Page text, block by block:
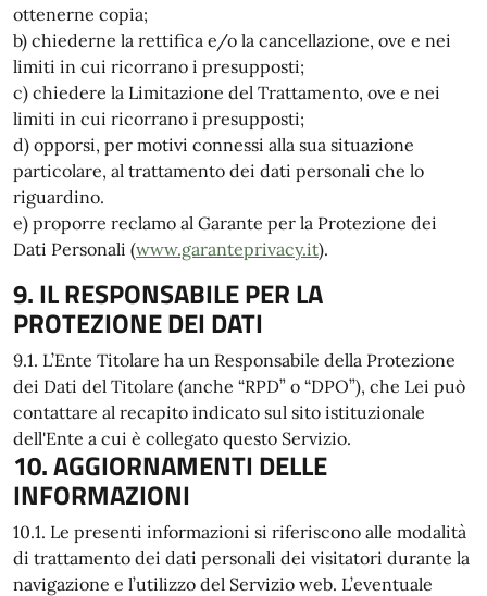
ottenerne copia;
b) chiederne la rettifica e/o la cancellazione, ove e nei
limiti in cui ricorrano i presupposti;
c) chiedere la Limitazione del Trattamento, ove e nei
limiti in cui ricorrano i presupposti;
d) opporsi, per motivi connessi alla sua situazione
particolare, al trattamento dei dati personali che lo
riguardino.
e) proporre reclamo al Garante per la Protezione dei
Dati Personali (www.garanteprivacy.it).
9. IL RESPONSABILE PER LA
PROTEZIONE DEI DATI
9.1. L’Ente Titolare ha un Responsabile della Protezione
dei Dati del Titolare (anche “RPD” o “DPO”), che Lei può
contattare al recapito indicato sul sito istituzionale
dell'Ente a cui è collegato questo Servizio.
10. AGGIORNAMENTI DELLE
INFORMAZIONI
10.1. Le presenti informazioni si riferiscono alle modalità
di trattamento dei dati personali dei visitatori durante la
navigazione e l’utilizzo del Servizio web. L’eventuale